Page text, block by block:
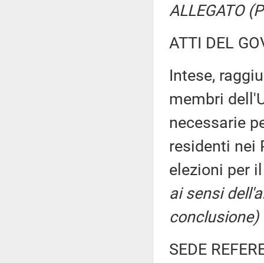
ALLEGATO
ATTI DEL
Intese,
membri
necessarie
residenti nei
elezioni per
ai sensi
conclusione)
SEDE